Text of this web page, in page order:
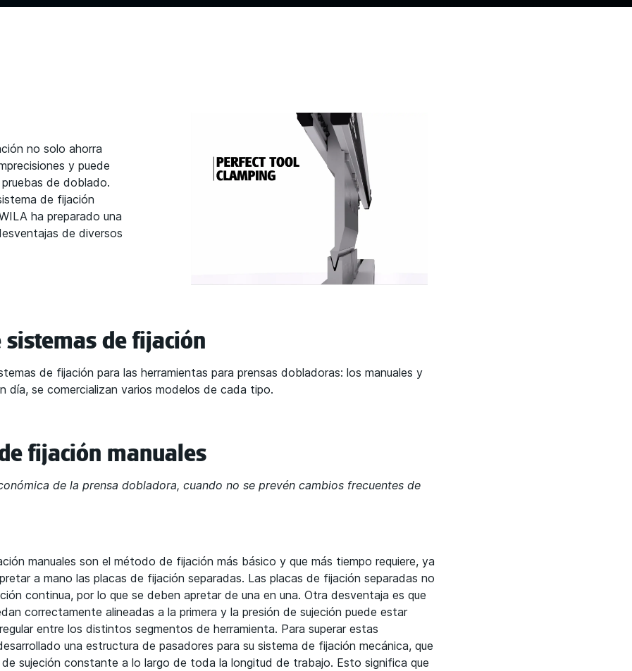
no solo ahorra
y puede
de doblado.
de fijación
ha preparado una
de diversos
sistemas de fijación
de fijación para las herramientas para prensas dobladoras: los manuales y
día, se comercializan varios modelos de cada tipo.
fijación manuales
de la prensa dobladora, cuando no se prevén cambios frecuentes de
manuales son el método de fijación más básico y que más tiempo requiere, ya
a mano las placas de fijación separadas. Las placas de fijación separadas no
continua, por lo que se deben apretar de una en una. Otra desventaja es que
correctamente alineadas a la primera y la presión de sujeción puede estar
entre los distintos segmentos de herramienta. Para superar estas
una estructura de pasadores para su sistema de fijación mecánica, que
sujeción constante a lo largo de toda la longitud de trabajo. Esto significa que